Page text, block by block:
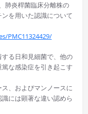
肺炎桿菌臨床分離株の
を用いた認識について
PMC11324429/
る日和見細菌で、他の
な感染症を引き起こす
、およびマンノースに
には顕著な違い認めら